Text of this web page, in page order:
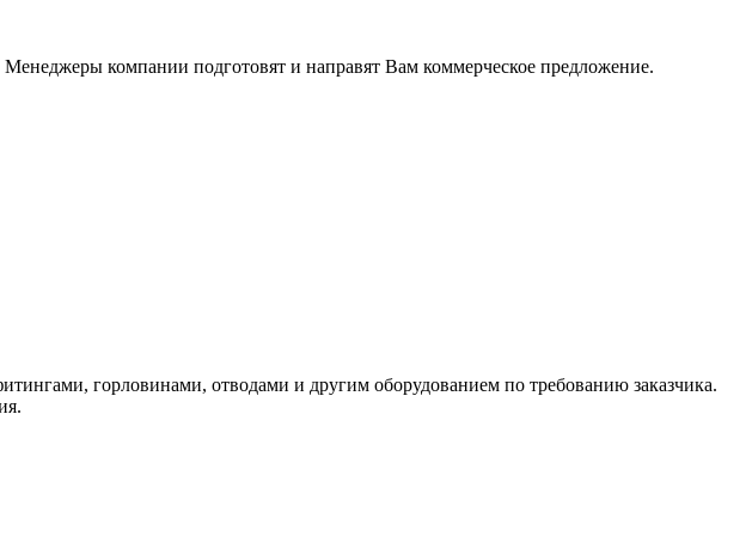
компании подготовят и направят Вам коммерческое предложение.
горловинами, отводами и другим оборудованием по требованию заказчика.